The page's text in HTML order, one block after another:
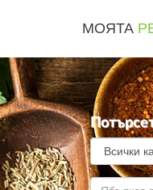
МОЯТА